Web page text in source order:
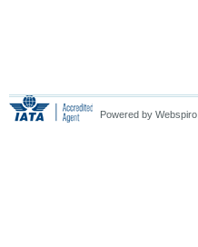
Powered by Webspiro.